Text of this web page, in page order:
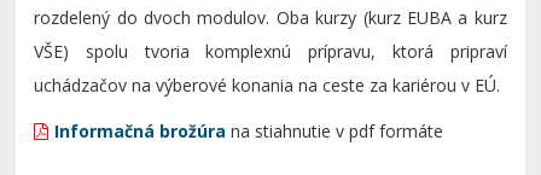
rozdelený do dvoch modulov. Oba kurzy (kurz EUBA a kurz
VŠE) spolu tvoria komplexnú prípravu, ktorá pripraví
uchádzačov na výberové konania na ceste za kariérou v EÚ.
Informačná brožúra na stiahnutie v pdf formáte